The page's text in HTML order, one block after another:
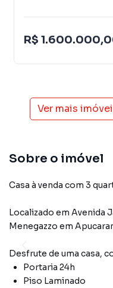
R$
Ver mais
Sobre o imóvel
Casa à venda com 3
Localizado em Avenida
Menegazzo em
Desfrute de uma casa,
Portaria 24h
Piso Laminado